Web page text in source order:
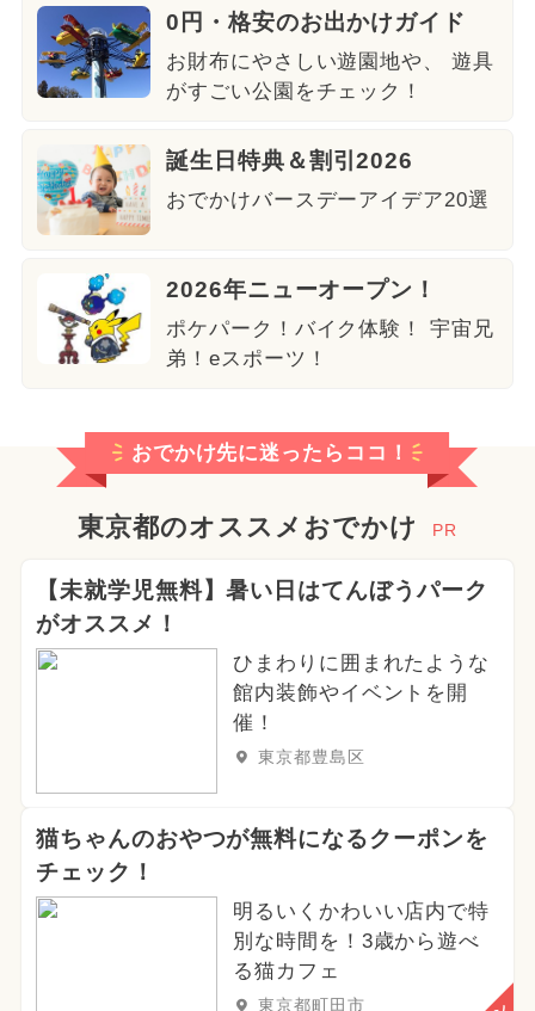
0円・格安のお出かけガイド
お財布にやさしい遊園地や、 遊具
がすごい公園をチェック！
誕生日特典＆割引2026
おでかけバースデーアイデア20選
2026年ニューオープン！
ポケパーク！バイク体験！ 宇宙兄
弟！eスポーツ！
おでかけ先に迷ったらココ！
東京都のオススメおでかけ PR
【未就学児無料】暑い日はてんぼうパーク
がオススメ！
ひまわりに囲まれたような
館内装飾やイベントを開
催！
東京都豊島区
猫ちゃんのおやつが無料になるクーポンを
チェック！
明るいくかわいい店内で特
別な時間を！3歳から遊べ
る猫カフェ
東京都町田市